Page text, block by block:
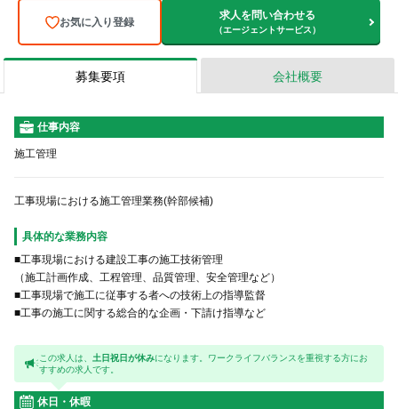
お気に入り登録
求人を問い合わせる
（エージェントサービス）
募集要項 会社概要
仕事内容
施工管理
工事現場における施工管理業務(幹部候補)
具体的な業務内容
■工事現場における建設工事の施工技術管理
（施工計画作成、工程管理、品質管理、安全管理など）
■工事現場で施工に従事する者への技術上の指導監督
■工事の施工に関する総合的な企画・下請け指導など
この求人は、 土日祝日が休みになります。ワークライフバランスを重視する方にお
すすめの求人です。
休日・休暇